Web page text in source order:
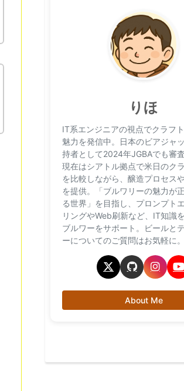
りほ
IT系エンジニアの視点でクラフ
魅力を発信中。日本のビアジャ
持者として2024年JGBAでも審査
現在はシアトル拠点で米日のク
を比較しながら、醸造プロセス
を提供。「ブルワリーの魅力が
る世界」を目指し、プロンプト
リングやWeb刷新など、IT知識
ブルワーをサポート。ビールと
ーについてのご質問はお気軽に
About Me